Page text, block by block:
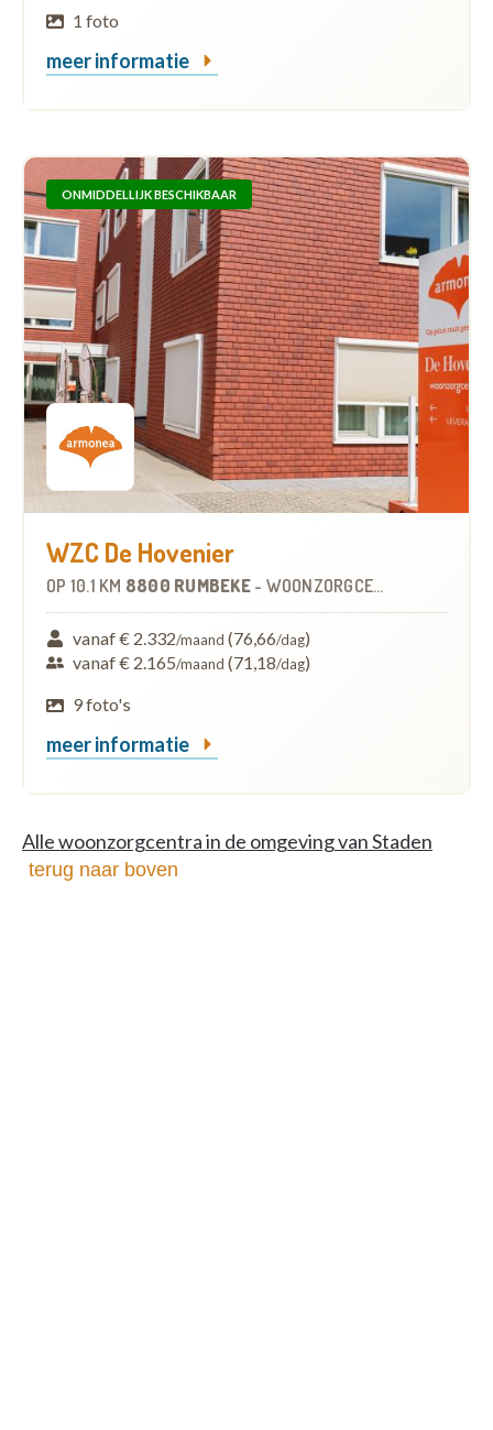
1 foto
meer informatie
ONMIDDELLIJK BESCHIKBAAR
WZC De Hovenier
OP 10.1 KM 8800 RUMBEKE - WOONZORGCENTRUM (WZC)
vanaf € 2.332/maand (76,66/dag)
vanaf € 2.165/maand (71,18/dag)
9 foto's
meer informatie
Alle woonzorgcentra in de omgeving van Staden
terug naar boven